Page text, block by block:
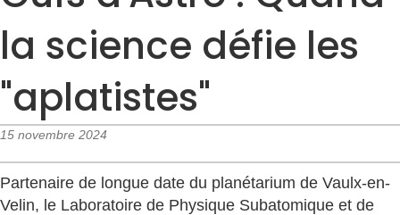
la science défie les
"aplatistes"
15 novembre 2024
Partenaire de longue date du planétarium de Vaulx-en-
Velin, le Laboratoire de Physique Subatomique et de